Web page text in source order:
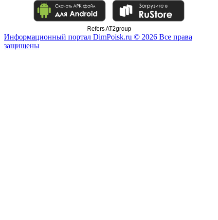
Refers AT2group
Информационный портал DimPoisk.ru © 2026 Все права
защищены